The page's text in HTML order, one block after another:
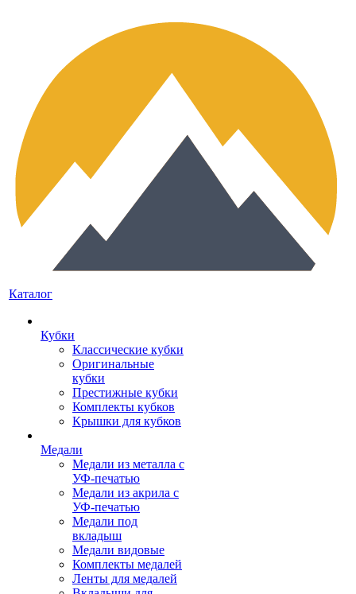
Каталог
Кубки
Классические кубки
Оригинальные
кубки
Престижные кубки
Комплекты кубков
Крышки для кубков
Медали
Медали из металла с
УФ-печатью
Медали из акрила с
УФ-печатью
Медали под
вкладыш
Медали видовые
Комплекты медалей
Ленты для медалей